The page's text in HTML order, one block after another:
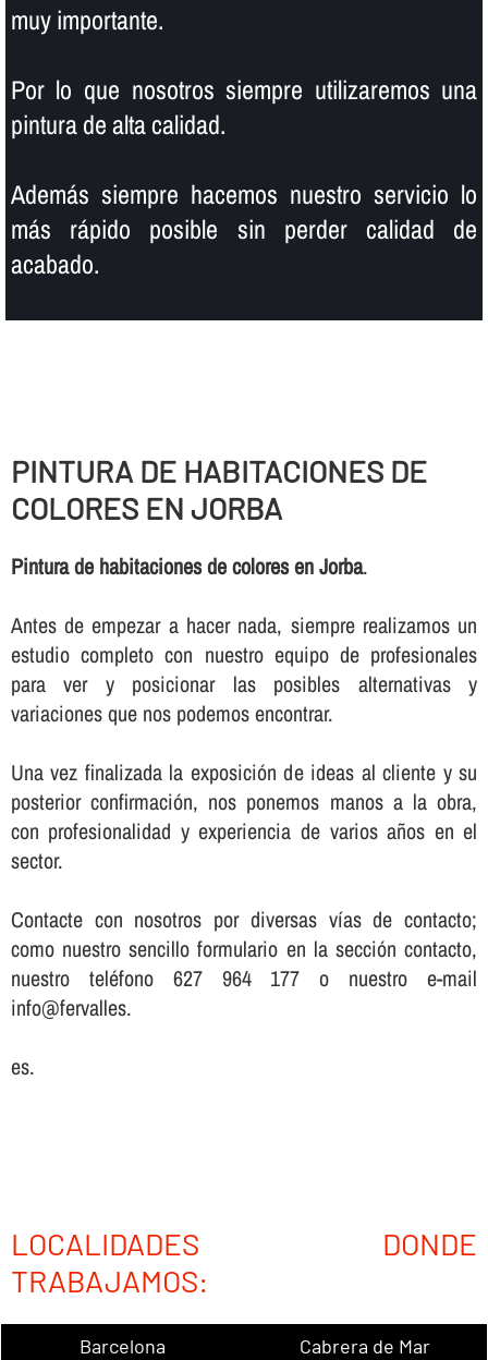
muy importante.
Por lo que nosotros siempre utilizaremos una
pintura de alta calidad.
Además siempre hacemos nuestro servicio lo
más rápido posible sin perder calidad de
acabado.
PINTURA DE HABITACIONES DE
COLORES EN JORBA
Pintura de habitaciones de colores en Jorba.
Antes de empezar a hacer nada, siempre realizamos un
estudio completo con nuestro equipo de profesionales
para ver y posicionar las posibles alternativas y
variaciones que nos podemos encontrar.
Una vez finalizada la exposición de ideas al cliente y su
posterior confirmación, nos ponemos manos a la obra,
con profesionalidad y experiencia de varios años en el
sector.
Contacte con nosotros por diversas ví­as de contacto;
como nuestro sencillo formulario en la sección contacto,
nuestro teléfono 627 964 177 o nuestro e-mail
info@fervalles.
es.
LOCALIDADES DONDE
TRABAJAMOS:
Barcelona
Cabrera de Mar